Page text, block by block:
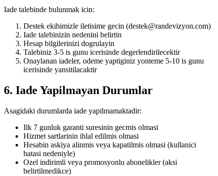
Iade talebinde bulunmak icin:
Destek ekibimizle iletisime gecin (destek@randevizyon.com)
Iade talebinizin nedenini belirtin
Hesap bilgilerinizi dogrulayin
Talebiniz 3-5 is gunu icerisinde degerlendirilecektir
Onaylanan iadeler, odeme yaptiginiz yonteme 5-10 is gunu
icerisinde yansitilacaktir
6. Iade Yapilmayan Durumlar
Asagidaki durumlarda iade yapilmamaktadir:
Ilk 7 gunluk garanti suresinin gecmis olmasi
Hizmet sartlarinin ihlal edilmis olmasi
Hesabin askiya alinmis veya kapatilmis olmasi (kullanici
hatasi nedeniyle)
Ozel indirimli veya promosyonlu abonelikler (aksi
belirtilmedikce)